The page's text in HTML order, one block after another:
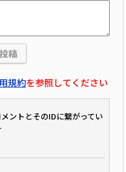
規約を参照してください
ントとそのIDに繋がってい